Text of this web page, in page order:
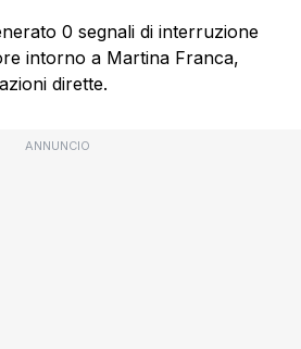
0 segnali di interruzione
intorno a Martina Franca,
dirette.
ANNUNCIO